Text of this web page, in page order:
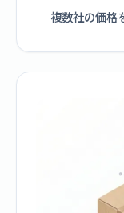
複数社の価格